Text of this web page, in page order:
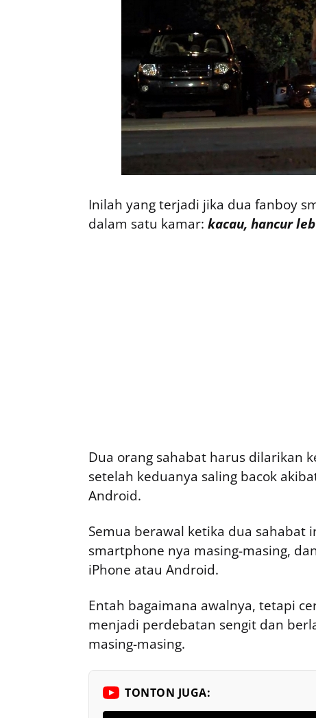
Inilah yang terjadi jika dua fanboy
dalam satu kamar: kacau, hancur
Dua orang sahabat harus dilarikan
setelah keduanya saling bacok
Android.
Semua berawal ketika dua sahabat
smartphone nya masing-masing,
iPhone atau Android.
Entah bagaimana awalnya, tetapi
menjadi perdebatan sengit dan
masing-masing.
TONTON JUGA: